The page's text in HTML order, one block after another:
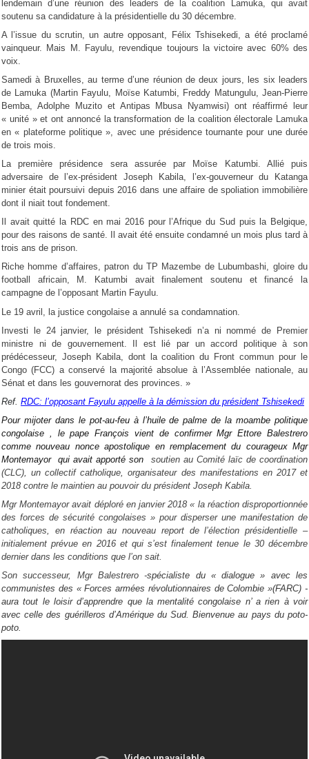
lendemain d’une réunion des leaders de la coalition Lamuka, qui avait
soutenu sa candidature à la présidentielle du 30 décembre.
A l’issue du scrutin, un autre opposant, Félix Tshisekedi, a été proclamé
vainqueur. Mais M. Fayulu, revendique toujours la victoire avec 60% des
voix.
Samedi à Bruxelles, au terme d’une réunion de deux jours, les six leaders
de Lamuka (Martin Fayulu, Moïse Katumbi, Freddy Matungulu, Jean-Pierre
Bemba, Adolphe Muzito et Antipas Mbusa Nyamwisi) ont réaffirmé leur
« unité » et ont annoncé la transformation de la coalition électorale Lamuka
en « plateforme politique », avec une présidence tournante pour une durée
de trois mois.
La première présidence sera assurée par Moïse Katumbi. Allié puis
adversaire de l’ex-président Joseph Kabila, l’ex-gouverneur du Katanga
minier était poursuivi depuis 2016 dans une affaire de spoliation immobilière
dont il niait tout fondement.
Il avait quitté la RDC en mai 2016 pour l’Afrique du Sud puis la Belgique,
pour des raisons de santé. Il avait été ensuite condamné un mois plus tard à
trois ans de prison.
Riche homme d’affaires, patron du TP Mazembe de Lubumbashi, gloire du
football africain, M. Katumbi avait finalement soutenu et financé la
campagne de l’opposant Martin Fayulu.
Le 19 avril, la justice congolaise a annulé sa condamnation.
Investi le 24 janvier, le président Tshisekedi n’a ni nommé de Premier
ministre ni de gouvernement. Il est lié par un accord politique à son
prédécesseur, Joseph Kabila, dont la coalition du Front commun pour le
Congo (FCC) a conservé la majorité absolue à l’Assemblée nationale, au
Sénat et dans les gouvernorat des provinces.​ »
Ref. RDC: l’opposant Fayulu appelle à la démission du président Tshisekedi
Pour mijoter dans le pot-au-feu à l’huile de palme de la moambe politique
congolaise , le pape François vient de confirmer Mgr Ettore Balestrero
comme nouveau nonce apostolique en remplacement du courageux Mgr
Montemayor qui avait apporté son
soutien au Comité laïc de coordination
(CLC), un collectif catholique, organisateur des manifestations en 2017 et
2018 contre le maintien au pouvoir du président Joseph Kabila.
Mgr Montemayor avait déploré en janvier 2018 « la réaction disproportionnée
des forces de sécurité congolaises » pour disperser une manifestation de
catholiques, en réaction au nouveau report de l’élection présidentielle –
initialement prévue en 2016 et qui s’est finalement tenue le 30 décembre
dernier dans les conditions que l’on sait.
Son successeur, Mgr Balestrero -spécialiste du « dialogue » avec les
communistes des « Forces armées révolutionnaires de Colombie »(FARC) -
aura tout le loisir d’apprendre que la mentalité congolaise n’ a rien à voir
avec celle des guérilleros d’Amérique du Sud. Bienvenue au pays du poto-
poto.